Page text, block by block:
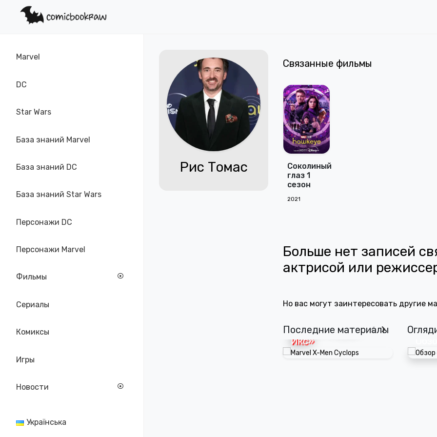
Marvel
DC
Star Wars
База знаний Marvel
База знаний DC
База знаний Star Wars
Персонажи DC
Персонажи Marvel
Фильмы
Сериалы
Комиксы
Игры
Новости
Українська
Рис Томас
Связанные фильмы
Соколиный
глаз 1
сезон
2021
Больше нет записей
актрисой или
Но вас могут заинтересовать другие
Последние материалы
Кита Коннора на
новых «Людях
Икс»